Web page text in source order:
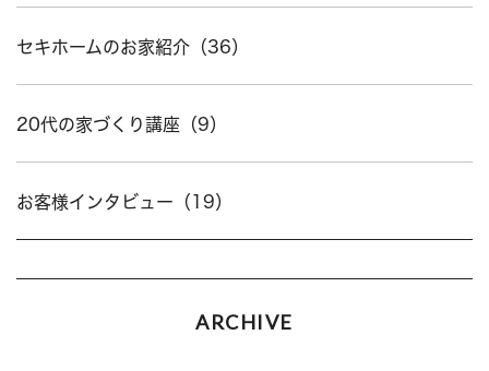
セキホームのお家紹介（36）
20代の家づくり講座（9）
お客様インタビュー（19）
ARCHIVE